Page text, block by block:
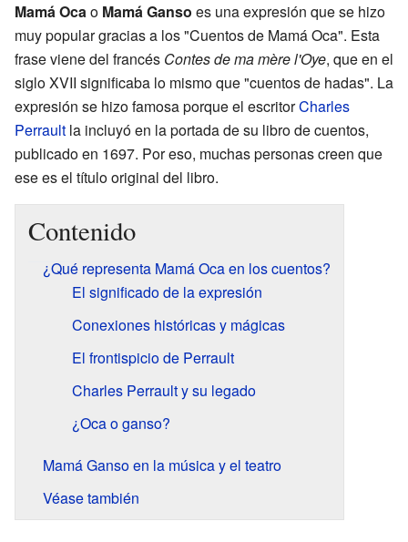
Mamá Ocao Mamá Ganso es una expresión que se hizo
muy popular gracias a los "Cuentos de Mamá Oca". Esta
frase viene del francés Contes de ma mère l'Oye, que en el
siglo XVII significaba lo mismo que "cuentos de hadas". La
expresión se hizo famosa porque el escritorCharles
Perrault la incluyó en la portada de su libro de cuentos,
publicado en 1697. Por eso, muchas personas creen que
ese es el título original del libro.
Contenido
¿Qué representa Mamá Oca en los cuentos?
El significado de la expresión
Conexiones históricas y mágicas
El frontispicio de Perrault
Charles Perrault y su legado
¿Oca o ganso?
Mamá Ganso en la música y el teatro
Véase también